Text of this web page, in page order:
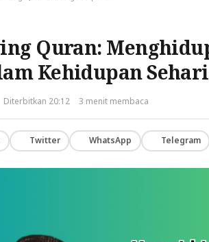
Quran:
Kehidupan
Diterbitkan 20:12 3 menit membaca
Twitter WhatsApp Telegram